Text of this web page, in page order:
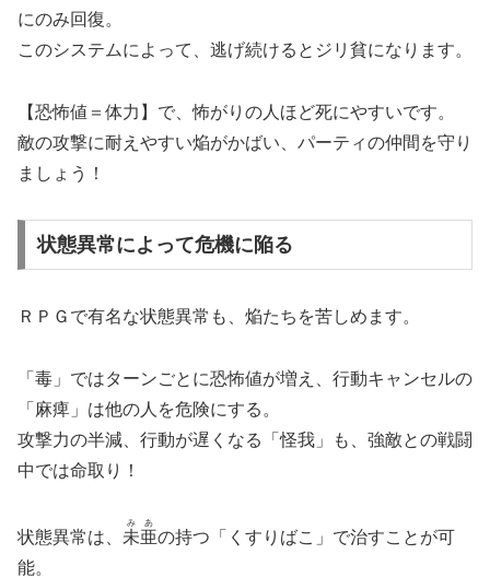
にのみ回復。
このシステムによって、逃げ続けるとジリ貧になります。
【恐怖値＝体力】で、怖がりの人ほど死にやすいです。
敵の攻撃に耐えやすい焔がかばい、パーティの仲間を守り
ましょう！
状態異常によって危機に陥る
ＲＰＧで有名な状態異常も、焔たちを苦しめます。
「毒」ではターンごとに恐怖値が増え、行動キャンセルの
「麻痺」は他の人を危険にする。
攻撃力の半減、行動が遅くなる「怪我」も、強敵との戦闘
中では命取り！
状態異常は、 未亜
みあ
の持つ「くすりばこ」で治すことが可
能。